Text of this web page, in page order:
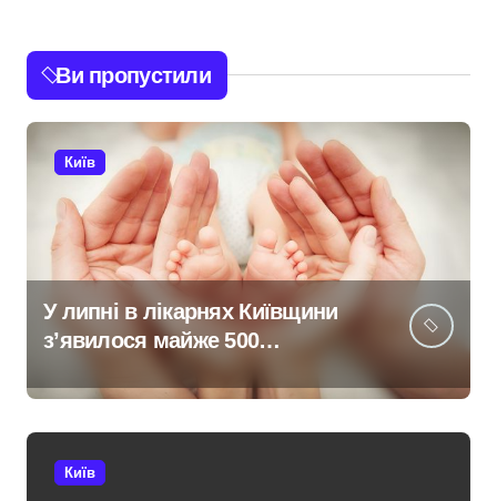
Ви пропустили
Київ
У липні в лікарнях Київщини
з’явилося майже 500
новонароджених:
найактивніші медзаклади
Київ